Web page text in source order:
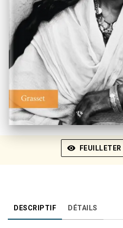
visibility FEUILLETER
DESCRIPTIF DÉTAILS